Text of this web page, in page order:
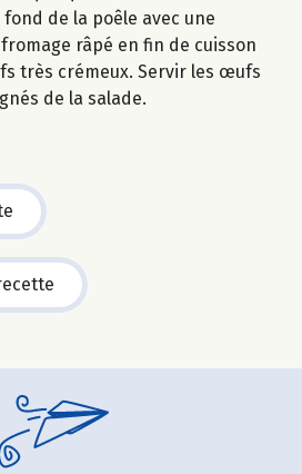
de la poêle avec une
râpé en fin de cuisson
très crémeux. Servir les œufs
de la salade.